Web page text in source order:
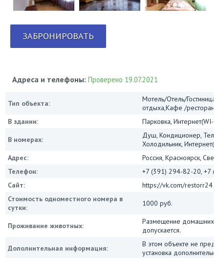
ЗАБРОНИРОВАТЬ
Адреса и телефоны:Проверено 19.07.2021
Тип объекта:
Мотель/Отель/
отдыха,Кафе /рестораны
В здании:
Парковка, Интернет(WI-
В номерах:
Душ, Кондиционер,
Холодильник,
Адрес:
Россия, Красноярск,
Телефон:
+7 (391) 294-82-20, +7
Сайт:
https://vk.com/restorr24
Стоимость одноместного номера в
сутки:
1000 руб.
Проживание животных:
Размещение домашних
допускается.
Дополнительная информация:
В этом объекте не
установка